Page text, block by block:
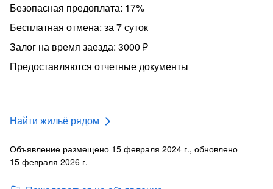
Безопасная предоплата: 17%
Бесплатная отмена: за 7 суток
Залог на время заезда: 3000 ₽
Предоставляются отчетные документы
Найти жильё рядом
Объявление размещено 15 февраля 2024 г., обновлено
15 февраля 2026 г.